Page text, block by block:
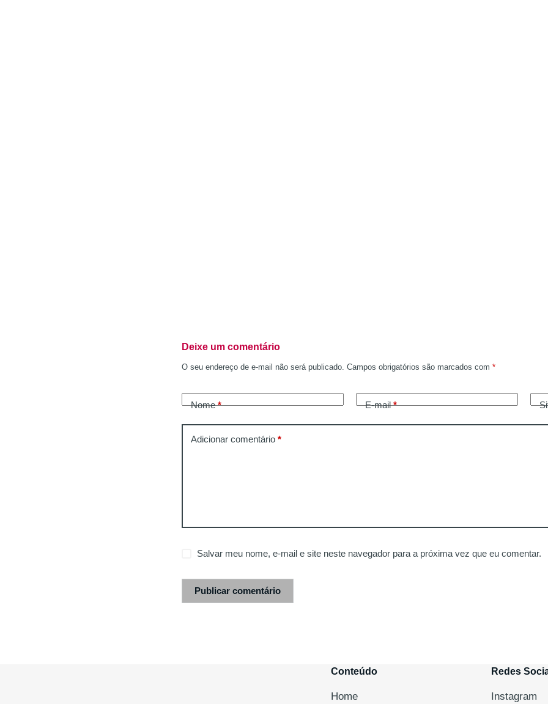
Deixe um comentário
O seu endereço de e-mail não será publicado. Campos obrigatórios são marcados com *
Nome* E-mail*
Adicionar comentário *
Salvar meu nome, e-mail e site neste navegador para a próxima vez que eu comentar.
Publicar comentário
Conteúdo
Home
Redes
Instagram